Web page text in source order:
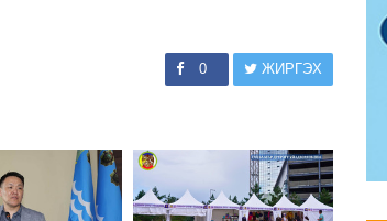
0 ЖИРГЭХ